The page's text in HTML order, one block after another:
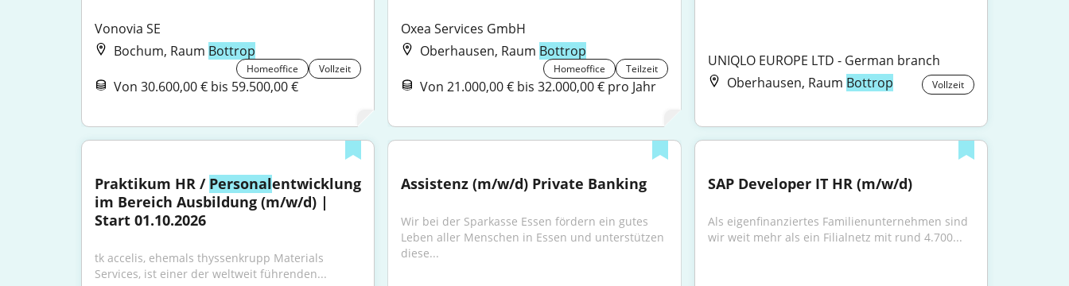
Vonovia SE
Bochum, Raum Bottrop
Homeoffice Vollzeit
Von 30.600,00 € bis 59.500,00 €
Oxea Services GmbH
Oberhausen, Raum Bottrop
Homeoffice Teilzeit
Von 21.000,00 € bis 32.000,00 € pro Jahr
UNIQLO EUROPE LTD - German branch
Oberhausen, Raum Bottrop Vollzeit
Praktikum HR / Personalentwicklung
im Bereich Ausbildung (m/w/d) |
Start 01.10.2026
tk accelis, ehemals thyssenkrupp Materials
Services, ist einer der weltweit führenden...
Assistenz (m/w/d) Private Banking
Wir bei der Sparkasse Essen fördern ein gutes
Leben aller Menschen in Essen und unterstützen
diese...
SAP Developer IT HR (m/w/d)
Als eigenfinanziertes Familienunternehmen sind
wir weit mehr als ein Filialnetz mit rund 4.700...